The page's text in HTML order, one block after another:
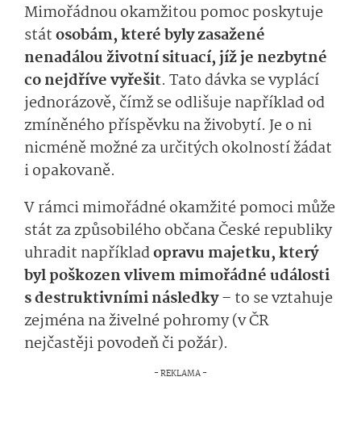
Mimořádnou okamžitou pomoc poskytuje
státosobám, které byly zasažené
nenadálou životní situací, jíž je nezbytné
co nejdříve vyřešit. Tato dávka se vyplácí
jednorázově, čímž se odlišuje například od
zmíněného příspěvku na živobytí. Je o ni
nicméně možné za určitých okolností žádat
i opakovaně.
V rámci mimořádné okamžité pomoci může
stát za způsobilého občana České republiky
uhradit napříkladopravu majetku, který
byl poškozen vlivem mimořádné události
s destruktivními následky– to se vztahuje
zejména na živelné pohromy (v ČR
nejčastěji povodeň či požár).